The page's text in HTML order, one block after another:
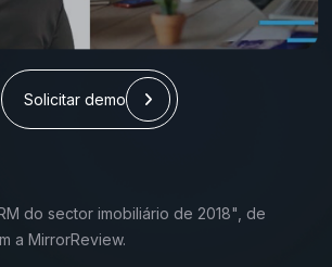
Solicitar demo
do sector imobiliário de 2018", de
a MirrorReview.